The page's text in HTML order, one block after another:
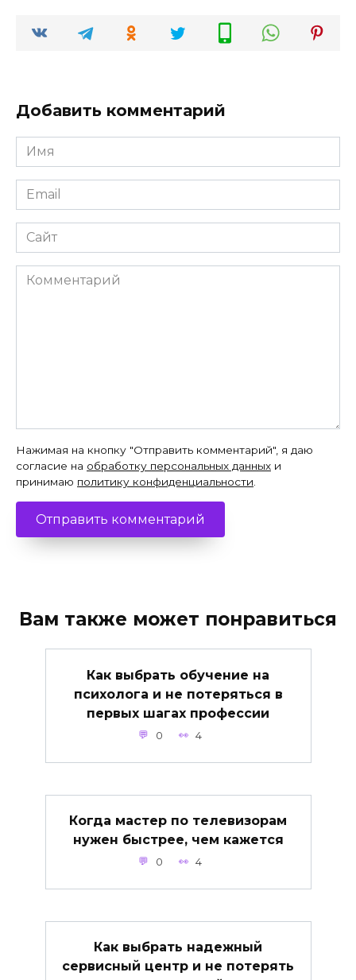
Добавить комментарий
Имя
*
Email
*
Сайт
Комментарий
Нажимая на кнопку "Отправить комментарий", я даю
согласие на обработку персональных данных и
принимаю политику конфиденциальности
Вам также может понравиться
Как выбрать обучение на
психолога и не потеряться в
первых шагах профессии
0 4
Когда мастер по телевизорам
нужен быстрее, чем кажется
0 4
Как выбрать надежный
сервисный центр и не потерять